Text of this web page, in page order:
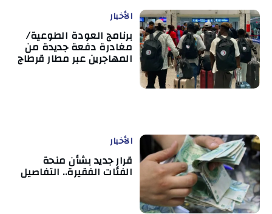
الأخبار
برنامج العودة الطوعية/
مغادرة دفعة جديدة من
المهاجرين عبر مطار قرطاج
الأخبار
قرار جديد بشأن منحة
الفئات الفقيرة.. التفاصيل